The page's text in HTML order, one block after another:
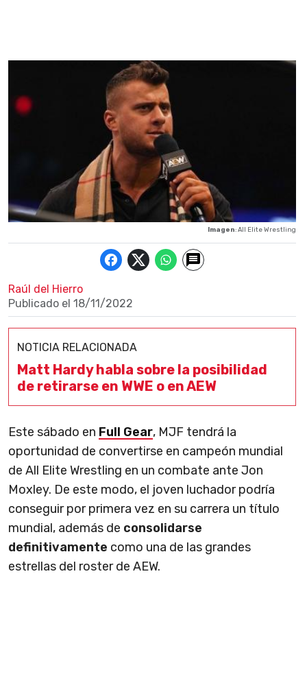
Imagen: All Elite Wrestling
Raúl del Hierro
Publicado el 18/11/2022
NOTICIA RELACIONADA
Matt Hardy habla sobre la posibilidad
de retirarse en WWE o en AEW
Este sábado en Full Gear, MJF tendrá la
oportunidad de convertirse en campeón mundial
de All Elite Wrestling en un combate ante Jon
Moxley. De este modo, el joven luchador podría
conseguir por primera vez en su carrera un título
mundial, además de consolidarse
definitivamente como una de las grandes
estrellas del roster de AEW.